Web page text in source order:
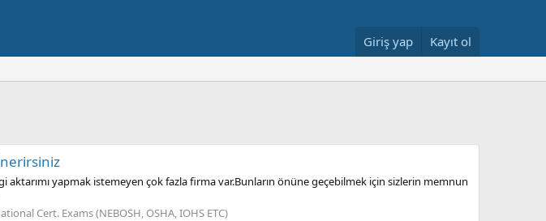
Giriş yap Kayıt ol
yapmak istemeyen çok fazla firma var.Bunların önüne geçebilmek için sizlerin memnun
Cert. Exams (NEBOSH, OSHA, IOHS ETC)